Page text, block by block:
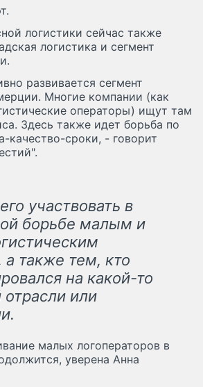
логистики сейчас также
логистика и сегмент
развивается сегмент
Многие компании (как
операторы) ищут там
Здесь также идет борьба по
качество-сроки, - говорит
участвовать в
борьбе малым и
также тем, кто
на какой-то
отрасли или
малых логоператоров в
уверена Анна